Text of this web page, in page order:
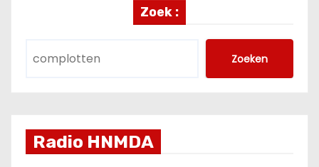
Zoek :
Zoeken
Radio HNMDA